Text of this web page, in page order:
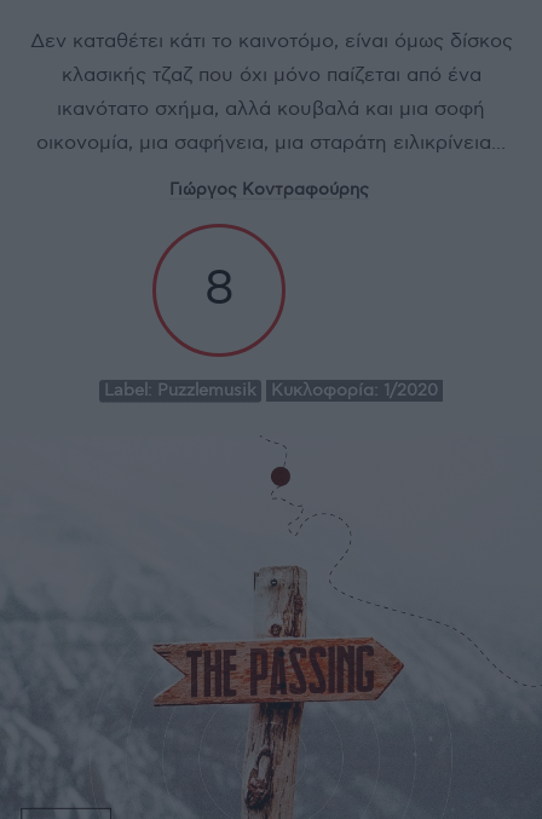
Δεν καταθέτει κάτι το καινοτόμο, είναι όμως δίσκος
κλασικής τζαζ που όχι μόνο παίζεται από ένα
ικανότατο σχήμα, αλλά κουβαλά και μια σοφή
οικονομία, μια σαφήνεια, μια σταράτη ειλικρίνεια...
Γιώργος Κοντραφούρης
8
Label: Puzzlemusik Κυκλοφορία: 1/2020